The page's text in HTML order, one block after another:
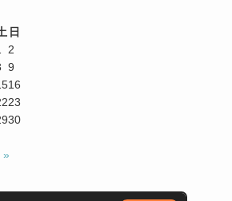
日
2
9
16
23
30
»